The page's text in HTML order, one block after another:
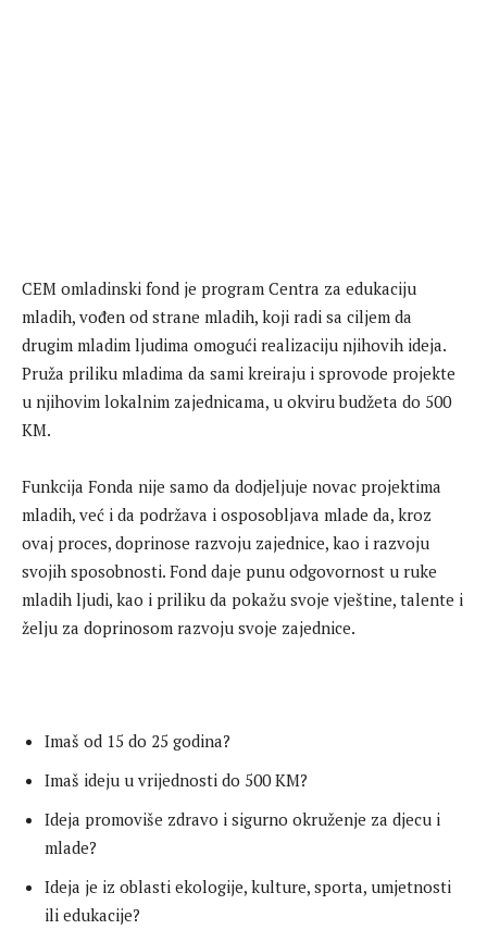
CEM omladinski fond je program Centra za edukaciju
mladih, vođen od strane mladih, koji radi sa ciljem da
drugim mladim ljudima omogući realizaciju njihovih ideja.
Pruža priliku mladima da sami kreiraju i sprovode projekte
u njihovim lokalnim zajednicama, u okviru budžeta do 500
KM.
Funkcija Fonda nije samo da dodjeljuje novac projektima
mladih, već i da podržava i osposobljava mlade da, kroz
ovaj proces, doprinose razvoju zajednice, kao i razvoju
svojih sposobnosti. Fond daje punu odgovornost u ruke
mladih ljudi, kao i priliku da pokažu svoje vještine, talente i
želju za doprinosom razvoju svoje zajednice.
Imaš od 15 do 25 godina?
Imaš ideju u vrijednosti do 500 KM?
Ideja promoviše zdravo i sigurno okruženje za djecu i
mlade?
Ideja je iz oblasti ekologije, kulture, sporta, umjetnosti
ili edukacije?